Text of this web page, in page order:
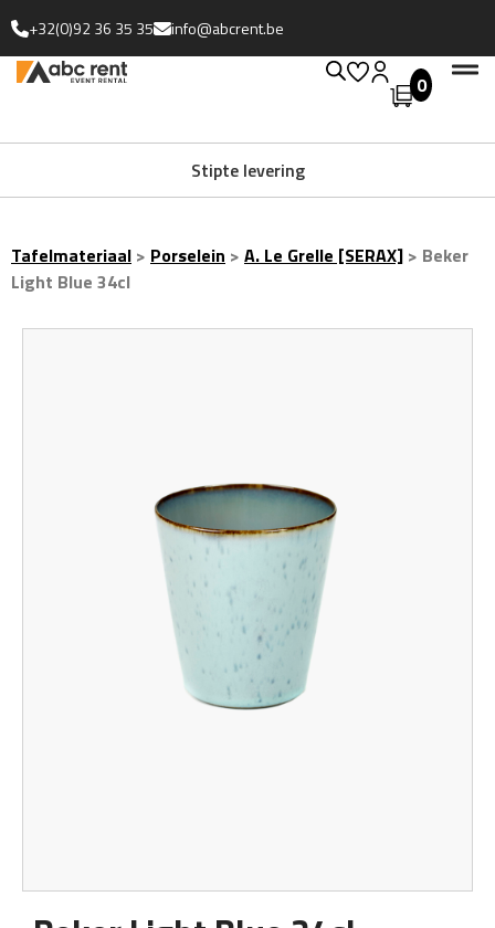
+32(0)92 36 35 35 info@abcrent.be
0
Stipte levering
Tafelmateriaal > Porselein > A. Le Grelle [SERAX] > Beker
Light Blue 34cl